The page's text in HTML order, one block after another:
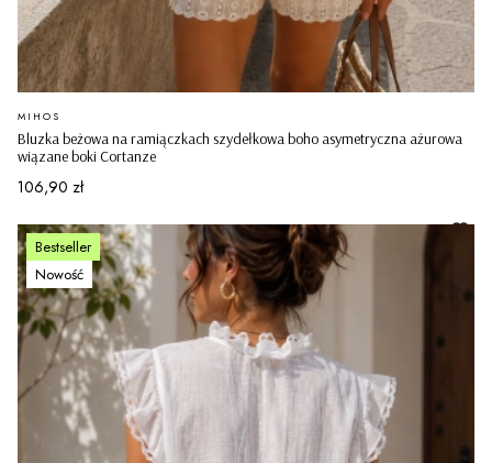
Bluzka beżowa na ramiączkach szydełkowa boho asymetryczna ażurowa
wiązane boki Cortanze
PRODUCENT
MIHOS
Cena
106,90 zł
Bestseller
Nowość